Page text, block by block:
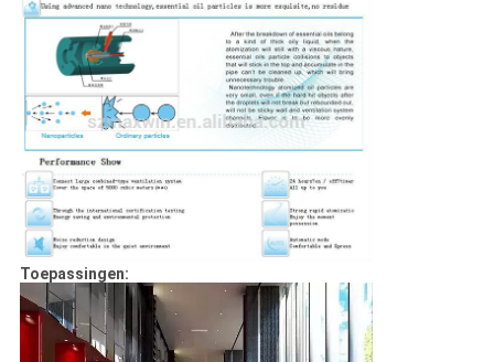
Toepassingen: